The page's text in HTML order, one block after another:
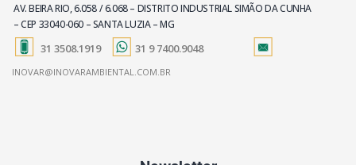
AV. BEIRA RIO, 6.058 / 6.068 – DISTRITO INDUSTRIAL SIMÃO DA CUNHA
– CEP 33040-060 – SANTA LUZIA – MG
31 3508.1919 31 9 7400.9048
INOVAR@INOVARAMBIENTAL.COM.BR